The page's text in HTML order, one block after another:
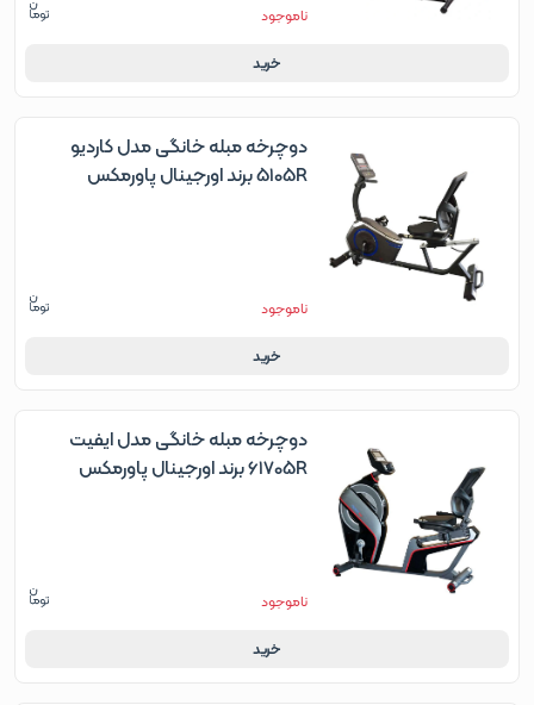
ناموجود
خرید
دوچرخه مبله خانگی مدل کاردیو
5105R برند اورجینال پاورمکس
ناموجود
خرید
دوچرخه مبله خانگی مدل ایفیت
61705R برند اورجینال پاورمکس
ناموجود
خرید